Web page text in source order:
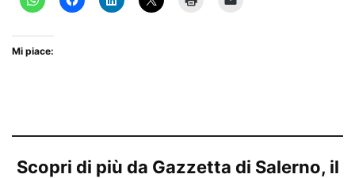
Mi piace:
Scopri di più da Gazzetta di Salerno, il